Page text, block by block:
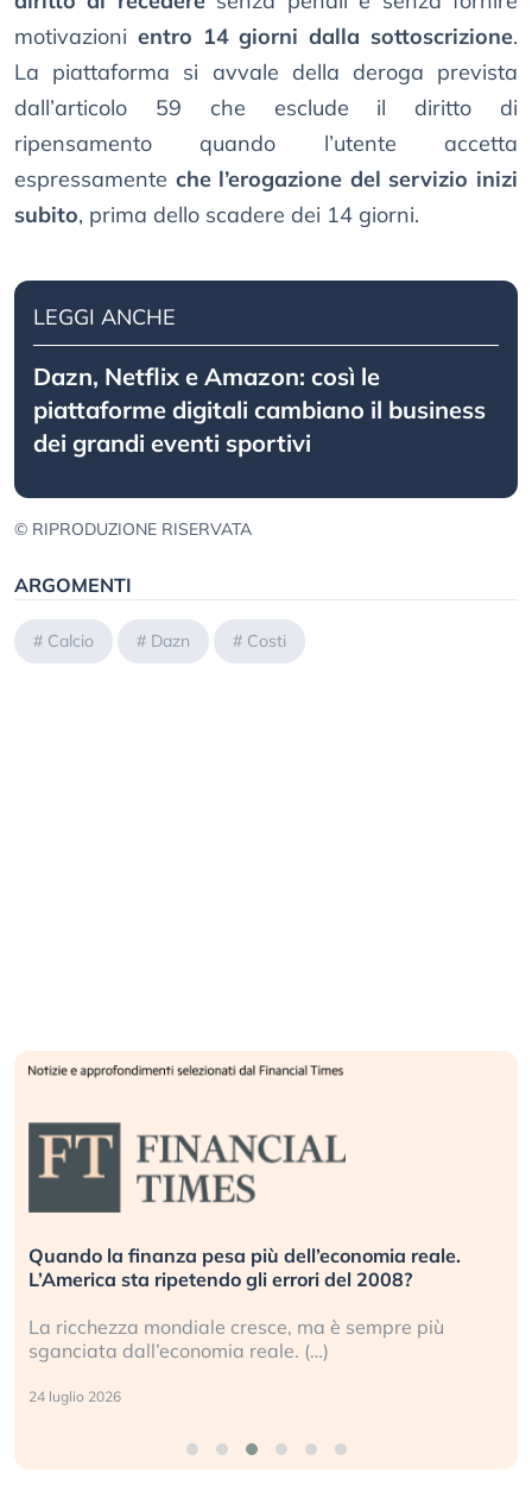
motivazioni entro 14 giorni dalla sottoscrizione.
La piattaforma si avvale della deroga prevista
dall’articolo 59 che esclude il diritto di
ripensamento quando l’utente accetta
espressamente che l’erogazione del servizio inizi
subito, prima dello scadere dei 14 giorni.
LEGGI ANCHE
Dazn, Netflix e Amazon: così le
piattaforme digitali cambiano il business
dei grandi eventi sportivi
© RIPRODUZIONE RISERVATA
ARGOMENTI
# Calcio # Dazn # Costi
Quando la finanza pesa più dell’economia reale.
L’America sta ripetendo gli errori del 2008?
La ricchezza mondiale cresce, ma è sempre più
sganciata dall’economia reale. (…)
24 luglio 2026